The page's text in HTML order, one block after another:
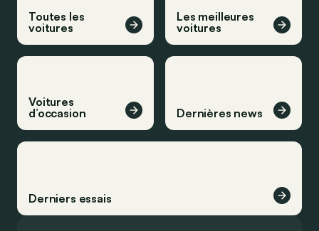
Toutes les
voitures
Les meilleures
voitures
Voitures
d’occasion
Dernières news
Derniers essais